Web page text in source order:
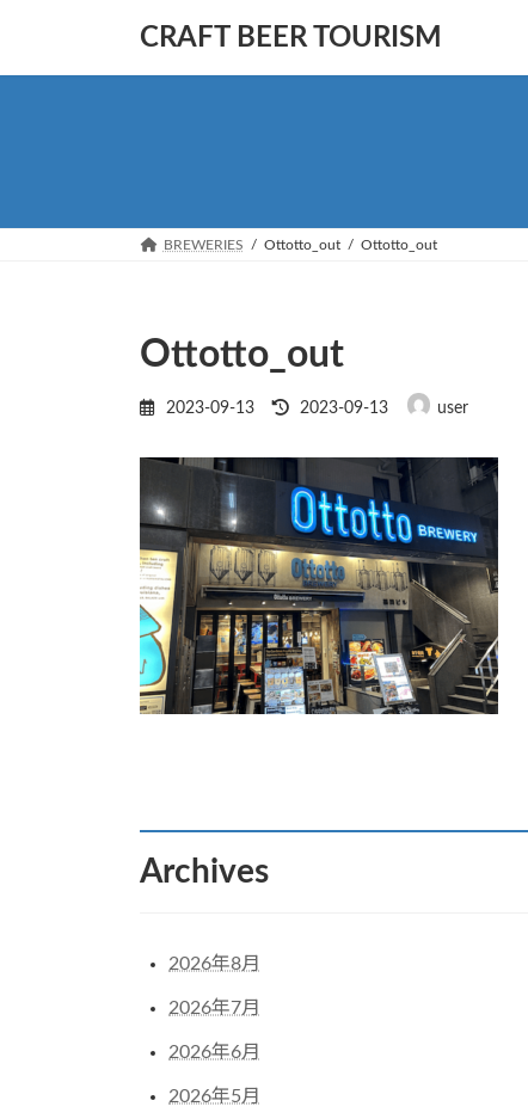
テ
ゲ
CRAFT BEER TOURISM
BREWERIES Ottotto_out Ottotto_out
Ottotto_out
2023-09-13
最
日
時
:
2023-09-13 user
Archives
2026年8月
2026年7月
2026年6月
2026年5月